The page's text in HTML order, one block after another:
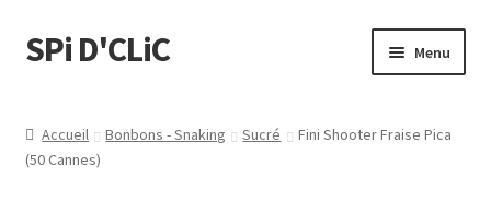
SPi D'CLiC Menu
Filtres
Accueil Bonbons - Snaking Sucré
Fini Shooter Fraise Pica
(50 Cannes)